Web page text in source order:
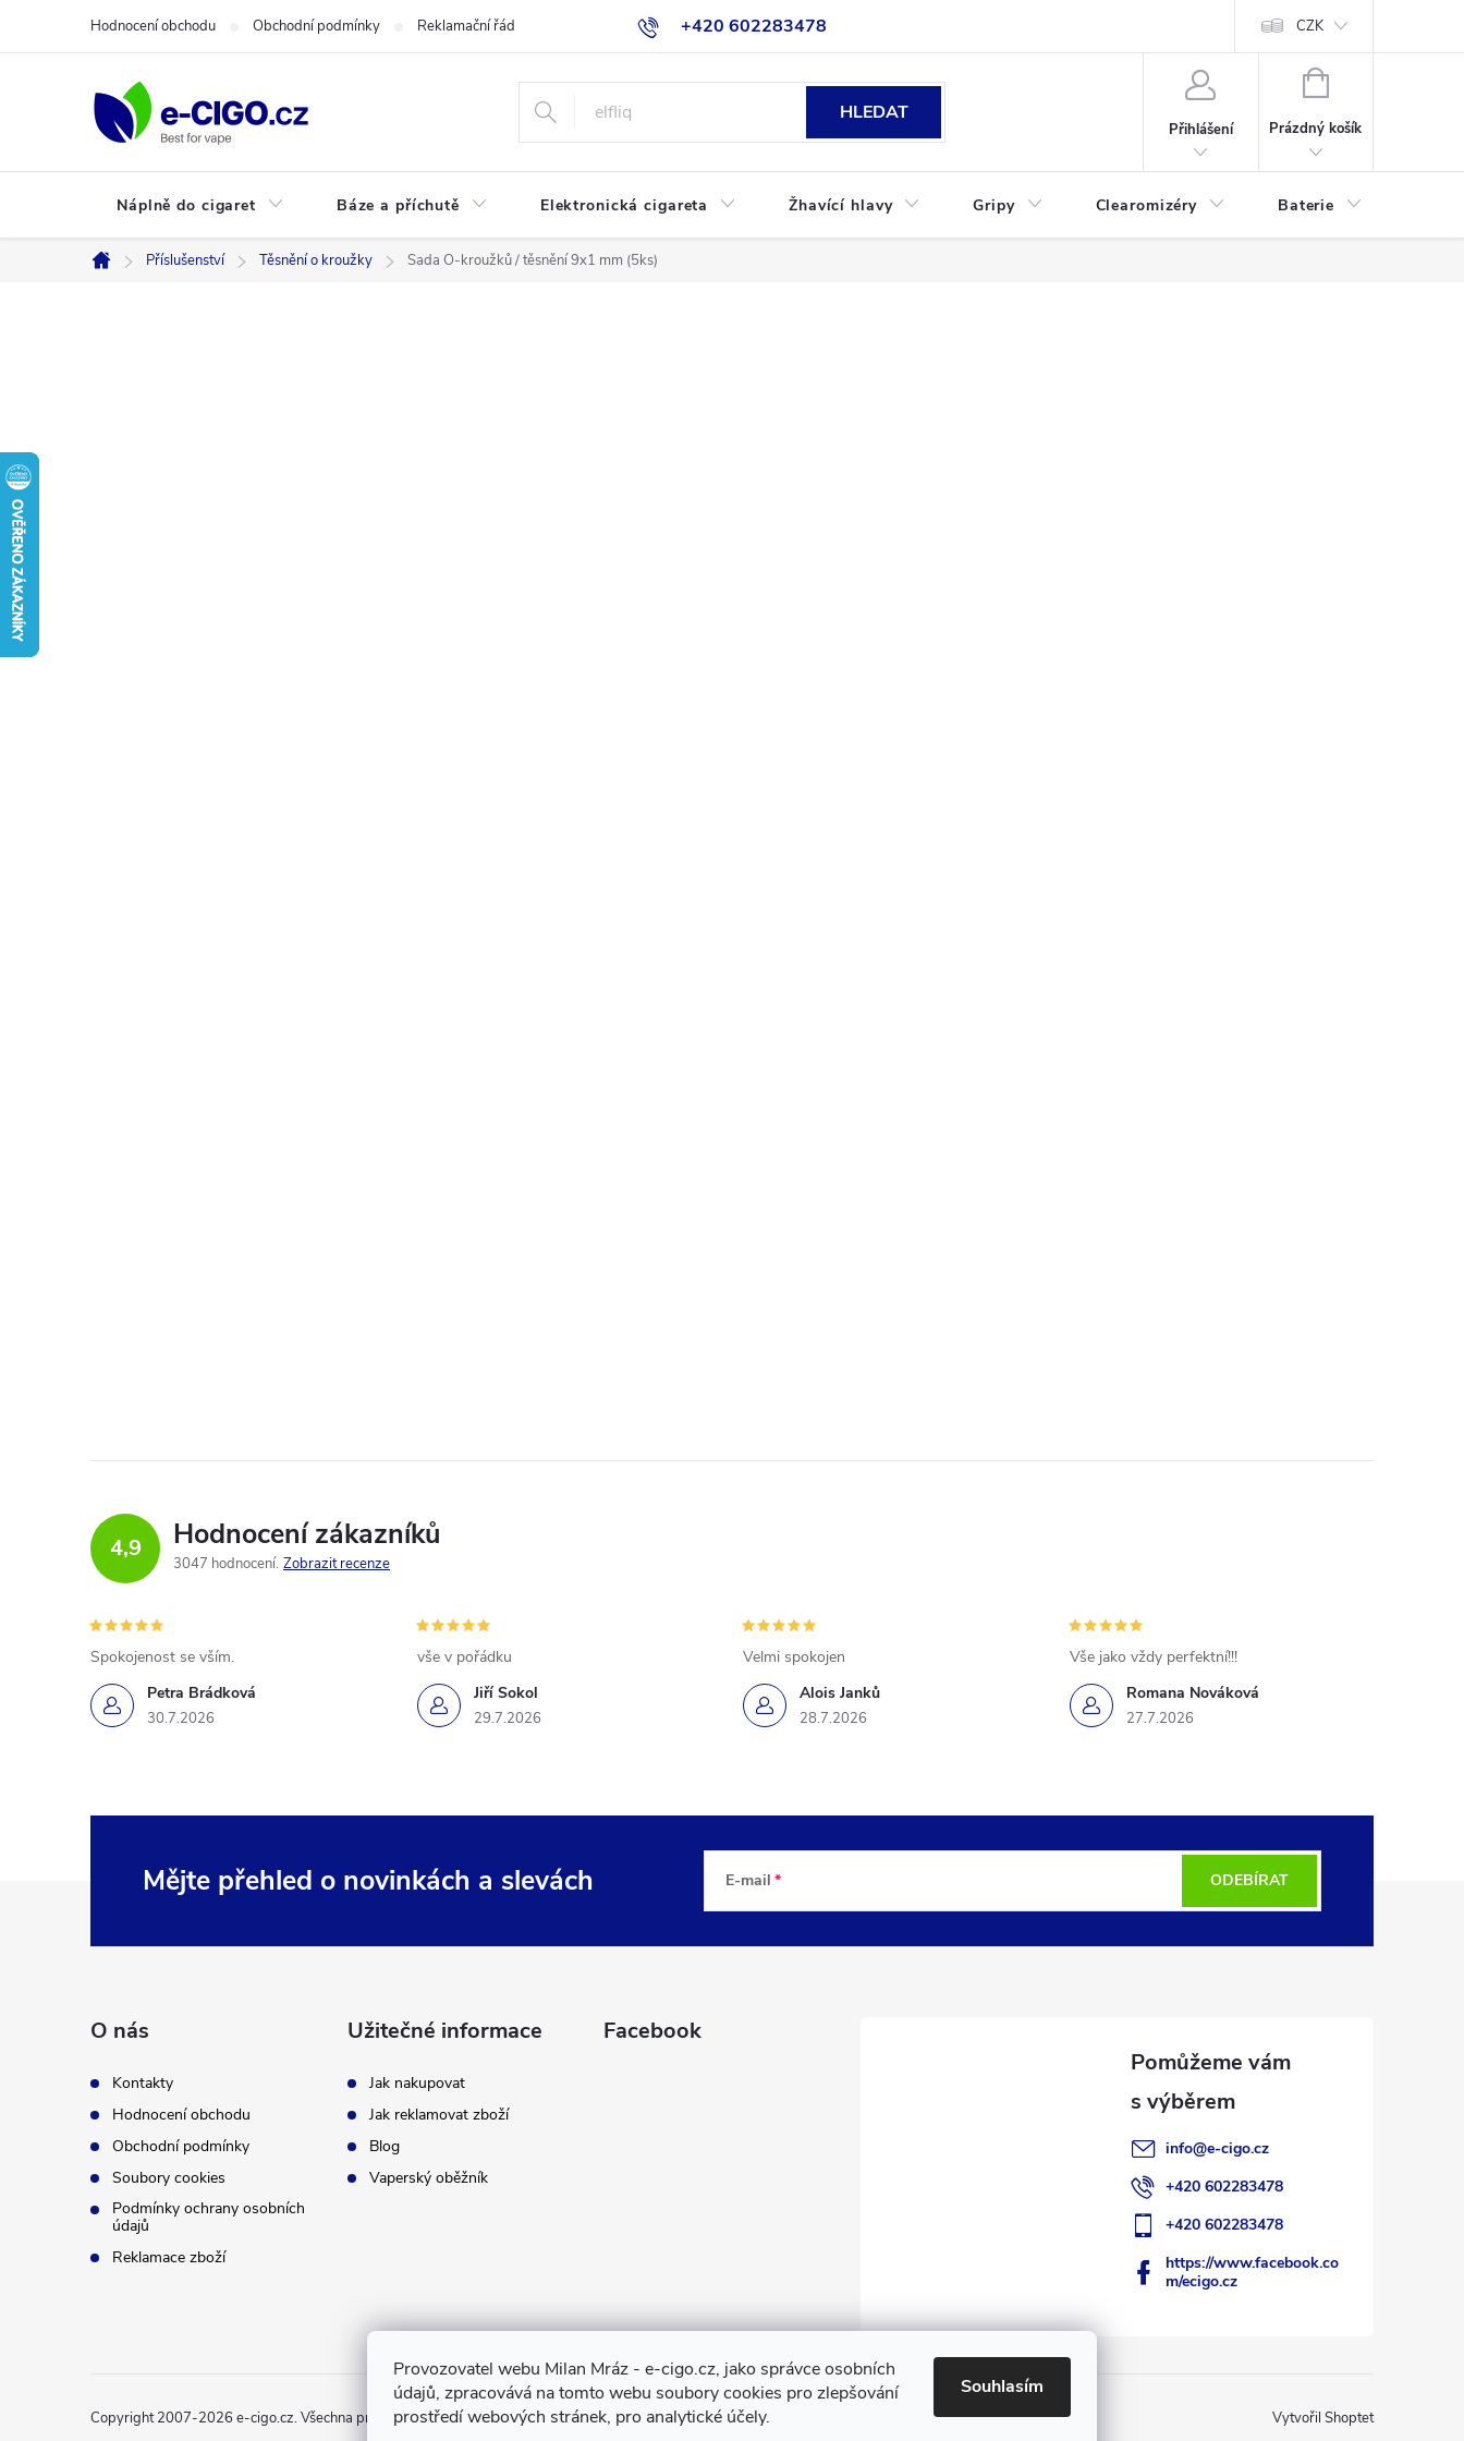
Provozovatel webu Milan Mráz - e-cigo.cz, jako správce osobních
údajů, zpracovává na tomto webu soubory cookies pro zlepšování
prostředí webových stránek, pro analytické účely.
Souhlasím
+420 602283478
Hodnocení obchodu Obchodní podmínky Reklamační řád Jak nakupovat CZK
HLEDAT
Přihlášení
NÁKUPNÍ
Prázdný košík
Náplně do cigaret Báze a příchutě Elektronická cigareta Žhavící hlavy Gripy Clearomizéry Baterie
Domů
Příslušenství Těsnění o kroužky Sada O-kroužků / těsnění 9x1 mm (5ks)
4,9 Hodnocení zákazníků
3047 hodnocení Zobrazit recenze
Petra Brádková
30.7.2026
Spokojenost se vším.
Jiří Sokol
29.7.2026
vše v pořádku
Alois Janků
28.7.2026
Velmi spokojen
Romana Nováková
27.7.2026
Vše jako vždy perfektní!!!
Mějte přehled o novinkách a slevách E-mail ODEBÍRAT
O nás
Kontakty
Hodnocení obchodu
Obchodní podmínky
Soubory cookies
Podmínky ochrany osobních
údajů
Reklamace zboží
Užitečné informace
Jak nakupovat
Jak reklamovat zboží
Blog
Vaperský oběžník
Facebook
info@e-cigo.cz
+420 602283478
+420 602283478
https://www.facebook.co
m/ecigo.cz
Vytvořil Shoptet
Copyright 2007-2026 e-cigo.cz. Všechna práva vyhrazena.